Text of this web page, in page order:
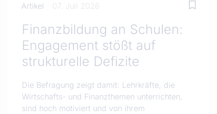
Artikel 07. Juli 2026
Finanzbildung an Schulen:
Engagement stößt auf
strukturelle Defizite
Die Befragung zeigt damit: Lehrkräfte, die
Wirtschafts- und Finanzthemen unterrichten,
sind hoch motiviert und von ihrem